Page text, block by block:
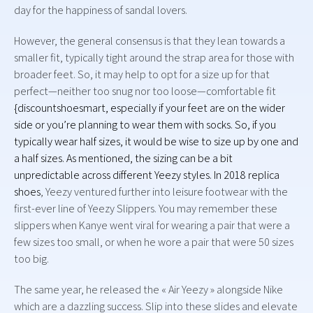
day for the happiness of sandal lovers.
However, the general consensus is that they lean towards a
smaller fit, typically tight around the strap area for those with
broader feet. So, it may help to opt for a size up for that
perfect—neither too snug nor too loose—comfortable fit
{discountshoesmart, especially if your feet are on the wider
side or you’re planning to wear them with socks. So, if you
typically wear half sizes, it would be wise to size up by one and
a half sizes. As mentioned, the sizing can be a bit
unpredictable across different Yeezy styles. In 2018 replica
shoes, Yeezy ventured further into leisure footwear with the
first-ever line of Yeezy Slippers. You may remember these
slippers when Kanye went viral for wearing a pair that were a
few sizes too small, or when he wore a pair that were 50 sizes
too big.
The same year, he released the « Air Yeezy » alongside Nike
which are a dazzling success. Slip into these slides and elevate